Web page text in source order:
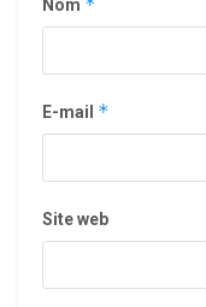
Nom *
E-mail *
Site web